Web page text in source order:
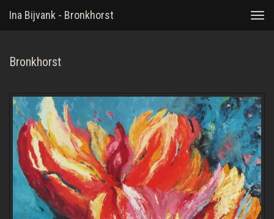
Ina Bijvank - Bronkhorst
Bronkhorst